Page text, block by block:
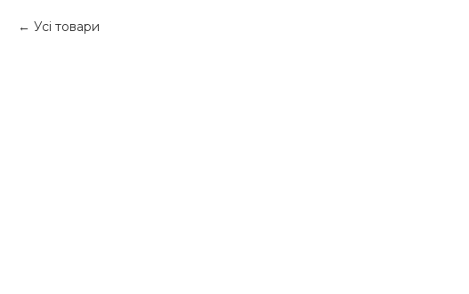
Усі товари